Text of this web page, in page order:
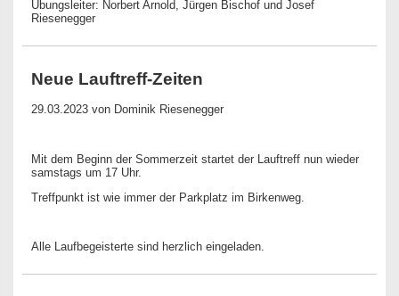
Übungsleiter: Norbert Arnold, Jürgen Bischof und Josef
Riesenegger
Neue Lauftreff-Zeiten
29.03.2023 von Dominik Riesenegger
Mit dem Beginn der Sommerzeit startet der Lauftreff nun wieder
samstags um 17 Uhr.
Treffpunkt ist wie immer der Parkplatz im Birkenweg.
Alle Laufbegeisterte sind herzlich eingeladen.